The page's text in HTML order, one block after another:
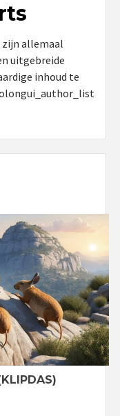
zijn allemaal
uitgebreide
inhoud te